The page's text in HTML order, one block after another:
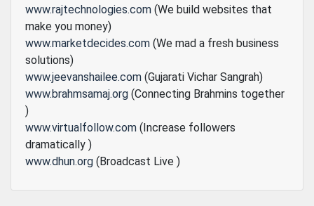
www.rajtechnologies.com (We build websites that
make you money)
www.marketdecides.com (We mad a fresh business
solutions)
www.jeevanshailee.com (Gujarati Vichar Sangrah)
www.brahmsamaj.org (Connecting Brahmins together
)
www.virtualfollow.com (Increase followers
dramatically )
www.dhun.org (Broadcast Live )